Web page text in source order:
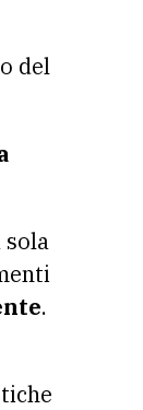
del
sola
.